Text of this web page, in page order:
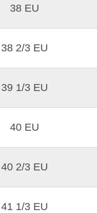
38 EU
38 2/3 EU
39 1/3 EU
40 EU
40 2/3 EU
41 1/3 EU